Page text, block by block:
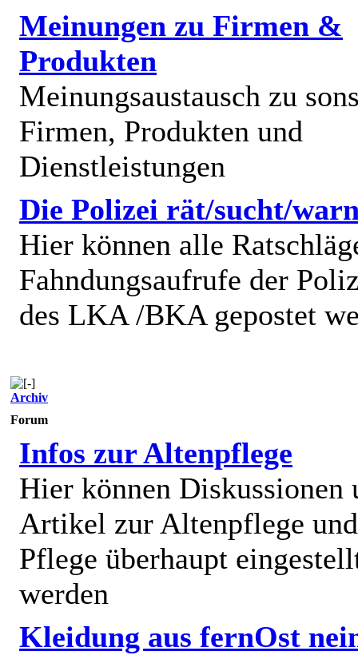
Meinungen zu Firmen &
Produkten
Meinungsaustausch zu
Firmen, Produkten und
Dienstleistungen
Die Polizei rät/sucht/
Hier können alle
Fahndungsaufrufe der
des LKA /BKA gepostet
Archiv
Forum
Infos zur Altenpflege
Hier können Diskussionen
Artikel zur Altenpflege
Pflege überhaupt
werden
Kleidung aus fernOst